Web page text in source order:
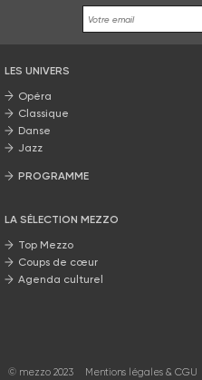
LES UNIVERS
Opéra
Classique
Danse
Jazz
PROGRAMME
LA SÉLECTION MEZZO
Top Mezzo
Coups de cœur
Agenda culturel
© mezzo 2023 Mentions légales & CGU